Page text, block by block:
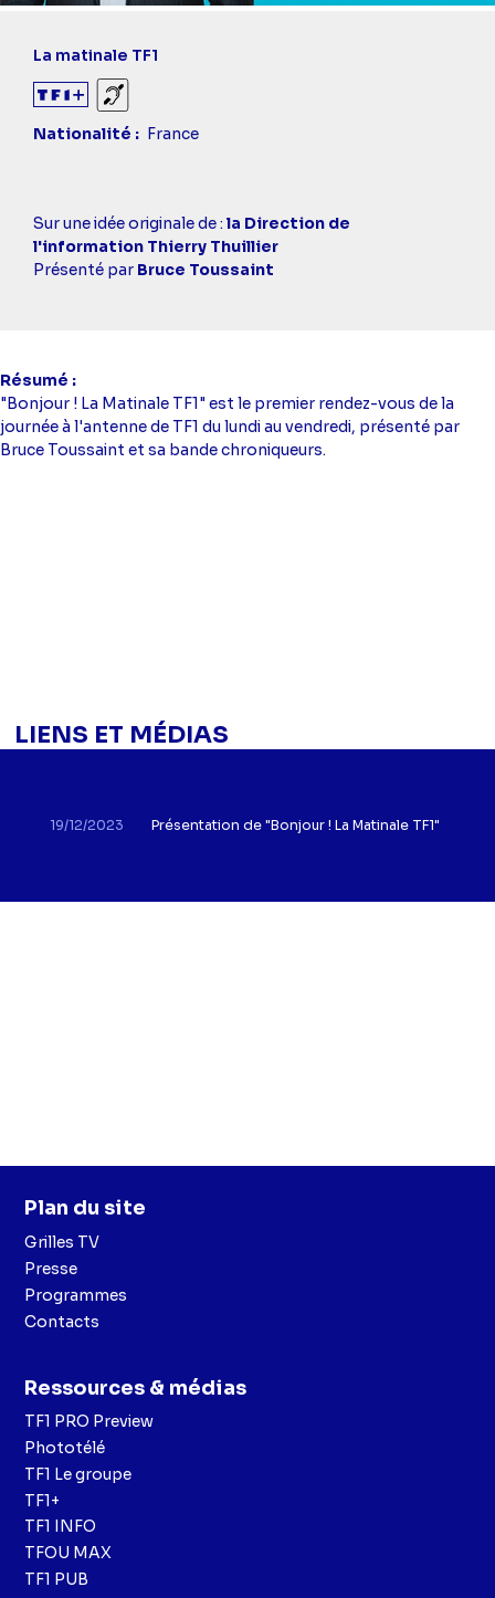
La matinale TF1
Sourds et malentendants
Nationalité
France
Casting
simba
Sur une idée originale de : la Direction de
l'information Thierry Thuillier
Présenté par Bruce Toussaint
Résumé
"Bonjour ! La Matinale TF1" est le premier rendez-vous de la
journée à l'antenne de TF1 du lundi au vendredi, présenté par
Bruce Toussaint et sa bande chroniqueurs.
LIENS ET MÉDIAS
19/12/2023 Présentation de "Bonjour ! La Matinale TF1"
Plan du site
Grilles TV
Presse
Programmes
Contacts
Ressources & médias
TF1 PRO Preview
Phototélé
TF1 Le groupe
TF1+
TF1 INFO
TFOU MAX
TF1 PUB